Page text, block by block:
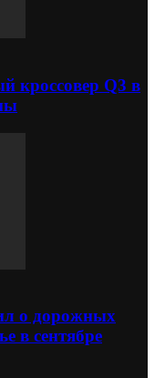
кроссовер Q3 в
о дорожных
в сентябре